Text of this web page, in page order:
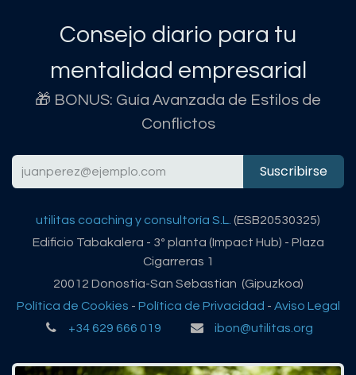
Consejo diario para tu
mentalidad empresarial
🎁 BONUS: Guía Avanzada de Estilos de
Conflictos
Suscribirse
utilitas coaching y consultoría S.L. (ESB20530325)
Edificio Tabakalera - 3º planta (Impact Hub) - Plaza
Cigarreras 1
20012 Donostia-San Sebastian (Gipuzkoa)
Política de Cookies - Política de Privacidad - Aviso Legal
+34 629 666 019
ibon@utilitas.org